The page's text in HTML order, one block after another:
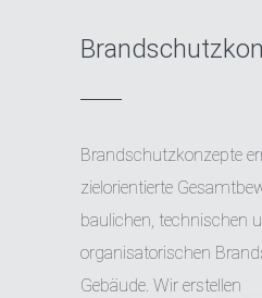
Brandschutzkonzepte
zielorientierte
baulichen, technischen
organisatorischen
Gebäude. Wir erstellen